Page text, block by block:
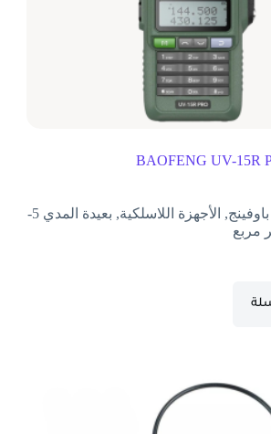
, الأجهزة اللاسلكية,
بعيدة المدي 5-